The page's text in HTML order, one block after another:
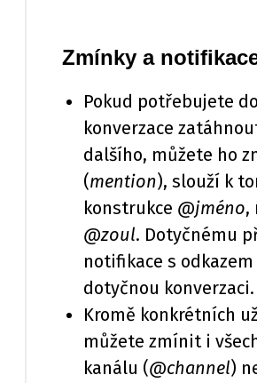
Zmínky a
Pokud potřebujete do
konverzace
dalšího, můžete ho
(mention), slouží k
konstrukce @jméno,
@zoul. Dotyčnému
notifikace s odkazem
dotyčnou konverzaci.
Kromě konkrétních
můžete zmínit i
kanálu (@channel)